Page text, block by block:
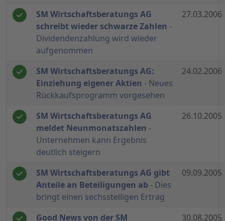
SM Wirtschaftsberatungs AG
schreibt wieder schwarze Zahlen -
Dividendenzahlung wird wieder
aufgenommen
27.03.2006
SM Wirtschaftsberatungs AG:
Einziehung eigener Aktien - Neues
Rückkaufsprogramm vorgesehen
24.02.2006
SM Wirtschaftsberatungs AG
meldet Neunmonatszahlen -
Unternehmen kann Ergebnis
deutlich steigern
26.10.2005
SM Wirtschaftsberatungs AG gibt
Anteile an Beteiligungen ab - Dies
bringt einen sechsstelligen Ertrag
09.09.2005
Good News von der SM
30.08.2005